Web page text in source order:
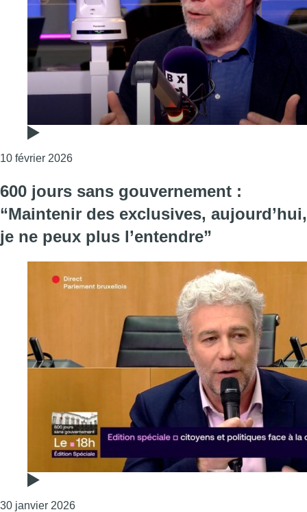
10 février 2026Consulter l'article "“L’environnement risque
600 jours sans gouvernement :
“Maintenir des exclusives, aujourd’hui,
je ne peux plus l’entendre”
30 janvier 2026Consulter l'article "600 jours sans